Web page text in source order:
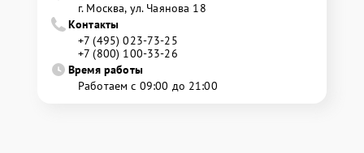
г. Москва, ул. Чаянова 18
Контакты
+7 (495) 023-73-25
+7 (800) 100-33-26
Время работы
Работаем с 09:00 до 21:00